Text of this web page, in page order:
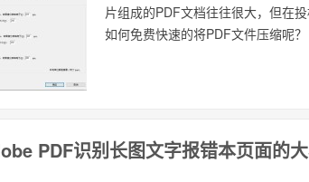
片组成的PDF文档往往很大，但在
如何免费快速的将PDF文件压缩呢？
PDF识别长图文字报错本页面的